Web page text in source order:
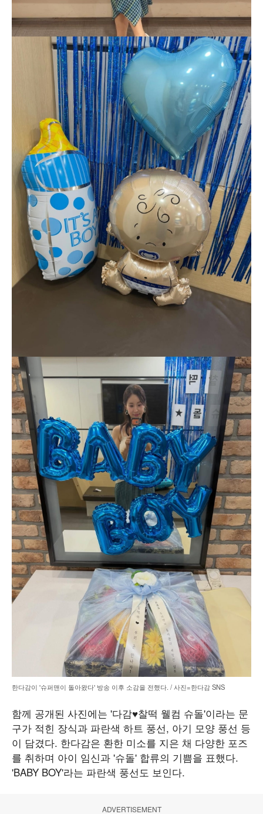
한다감이 '슈퍼맨이 돌아왔다' 방송 이후 소감을 전했다. / 사진=한다감 SNS
함께 공개된 사진에는 '다감♥찰떡 웰컴 슈돌'이라는 문
구가 적힌 장식과 파란색 하트 풍선, 아기 모양 풍선 등
이 담겼다. 한다감은 환한 미소를 지은 채 다양한 포즈
를 취하며 아이 임신과 '슈돌' 합류의 기쁨을 표했다.
'BABY BOY'라는 파란색 풍선도 보인다.
ADVERTISEMENT